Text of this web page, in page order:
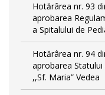
Hotărârea nr. 93
aprobarea
a Spitalului de
Hotărârea nr. 94
aprobarea
,,Sf. Maria” Vedea